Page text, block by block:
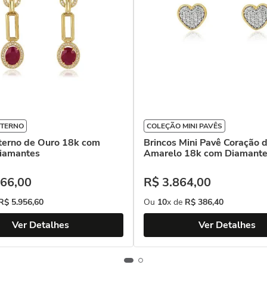
de Ouro 18k com
,00
5.956,60
Ver Detalhes
COLEÇÃO MINI PAVÊS
Brincos Mini Pavê Coração
Amarelo 18k com
R$ 3.864,00
Ou 10x de R$ 386,40
Ver Detalhes